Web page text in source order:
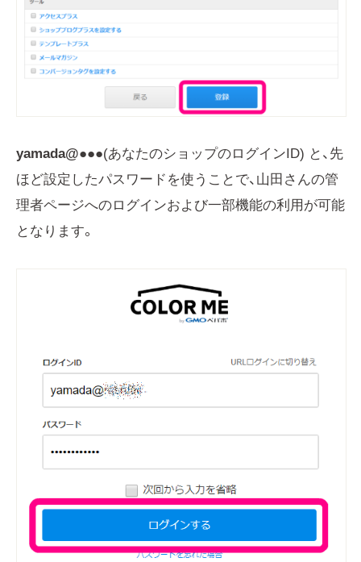
yamada@●●●(あなたのショップのログインID) と、先
ほど設定したパスワードを使うことで、山田さんの管
理者ページへのログインおよび一部機能の利用が可能
となります。